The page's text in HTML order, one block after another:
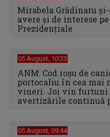
Mirabela Grădinaru
avere și de interese
Prezidențiale
05 August, 10:33
ANM: Cod roșu de
portocaliu în cea mai
vineri. Joi vin furtuni
avertizările continuă
05 August, 09:44